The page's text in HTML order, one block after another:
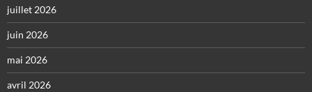
juillet 2026
juin 2026
mai 2026
avril 2026